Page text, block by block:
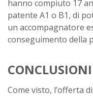
hanno compiuto 17
patente A1 o B1, di
un accompagnatore
conseguimento della
CONCLUSIONI
Come visto, l’offerta